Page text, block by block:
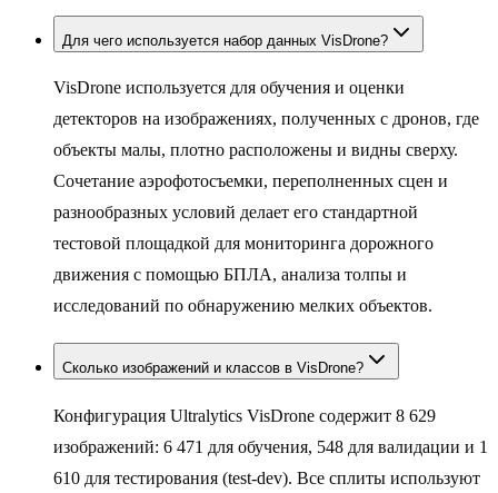
Для чего используется набор данных VisDrone?
VisDrone используется для обучения и оценки
детекторов на изображениях, полученных с дронов, где
объекты малы, плотно расположены и видны сверху.
Сочетание аэрофотосъемки, переполненных сцен и
разнообразных условий делает его стандартной
тестовой площадкой для мониторинга дорожного
движения с помощью БПЛА, анализа толпы и
исследований по обнаружению мелких объектов.
Сколько изображений и классов в VisDrone?
Конфигурация Ultralytics VisDrone содержит 8 629
изображений: 6 471 для обучения, 548 для валидации и 1
610 для тестирования (test-dev). Все сплиты используют